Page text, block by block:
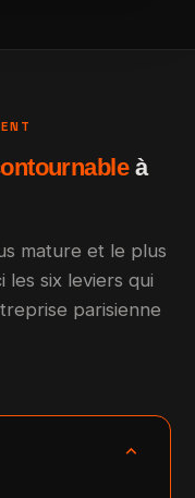
à
mature et le plus
les six leviers qui
parisienne
expand_more